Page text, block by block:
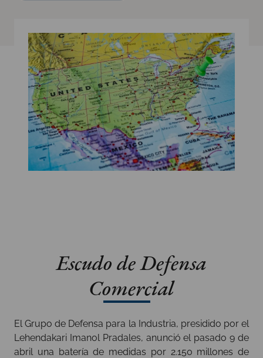
Escudo de Defensa
Comercial
El Grupo de Defensa para la Industria, presidido por el
Lehendakari Imanol Pradales, anunció el pasado 9 de
abril una batería de medidas por 2.150 millones de